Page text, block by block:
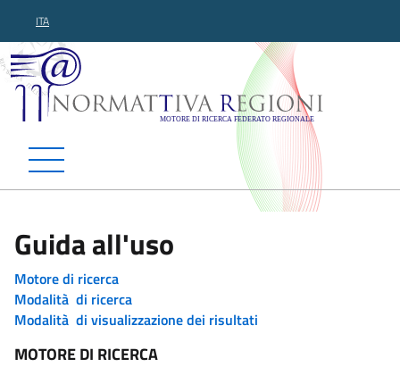
ITA
Normattiva Regioni -
Guida all'uso
Motore di ricerca
Modalità di ricerca
Modalità di visualizzazione dei risultati
MOTORE DI RICERCA